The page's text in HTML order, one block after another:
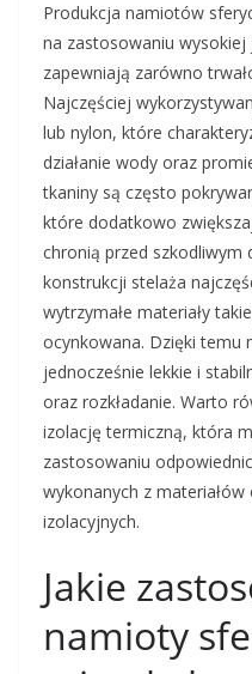
Produkcja namiotów
na zastosowaniu
zapewniają zarówno
Najczęściej
lub nylon, które
działanie wody oraz
tkaniny są często
które dodatkowo
chronią przed szkodliwym
konstrukcji stelaża
wytrzymałe materiały
ocynkowana. Dzięki temu
jednocześnie lekkie i
oraz rozkładanie. Warto
izolację termiczną, która
zastosowaniu
wykonanych z materiałów
izolacyjnych.
Jakie
namioty